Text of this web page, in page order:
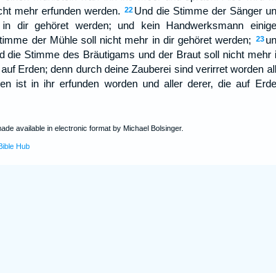
mehr erfunden werden. 22 Und die Stimme der Sänger
dir gehöret werden; und kein Handwerksmann
der Mühle soll nicht mehr in dir gehöret werden;
23
die Stimme des Bräutigams und der Braut soll nicht mehr
Erden; denn durch deine Zauberei sind verirret worden
ist in ihr erfunden worden und aller derer, die auf
available in electronic format by Michael Bolsinger.
Hub